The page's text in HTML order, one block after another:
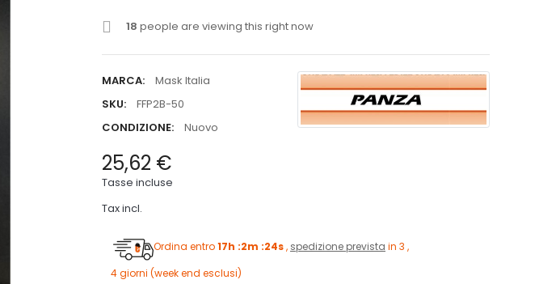
18 people are viewing this right now
MARCA:
Mask Italia
SKU:
FFP2B-50
CONDIZIONE:
Nuovo
25,62 €
Tasse incluse
Tax incl.
Ordina entro17h :2m :23s, spedizione previstain 3 ,
4 giorni (week end esclusi)